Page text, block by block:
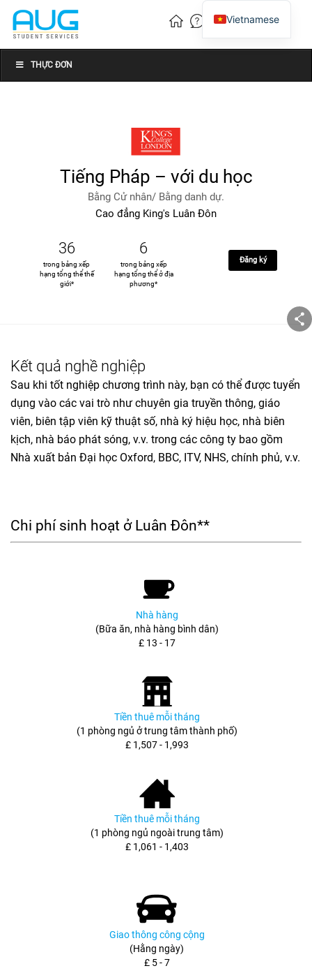
THỰC ĐƠN
Tiếng Pháp – với du học
Bằng Cử nhân/ Bằng danh dự.
Cao đẳng King's Luân Đôn
36
trong bảng xếp
hạng tổng thể thế
giới*
6
trong bảng xếp
hạng tổng thể ở địa
phương*
Đăng ký
Kết quả nghề nghiệp
Sau khi tốt nghiệp chương trình này, bạn có thể được tuyển
dụng vào các vai trò như chuyên gia truyền thông, giáo
viên, biên tập viên kỹ thuật số, nhà ký hiệu học, nhà biên
kịch, nhà báo phát sóng, v.v. trong các công ty bao gồm
Nhà xuất bản Đại học Oxford, BBC, ITV, NHS, chính phủ, v.v.
Chi phí sinh hoạt ở Luân Đôn**
Nhà hàng
(Bữa ăn, nhà hàng bình dân)
£ 13 - 17
Tiền thuê mỗi tháng
(1 phòng ngủ ở trung tâm thành phố)
£ 1,507 - 1,993
Tiền thuê mỗi tháng
(1 phòng ngủ ngoài trung tâm)
£ 1,061 - 1,403
Giao thông công cộng
(Hằng ngày)
£ 5 - 7
Vietnamese